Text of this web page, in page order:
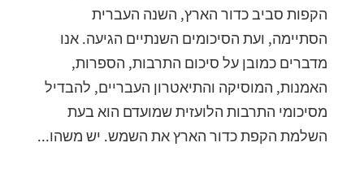
הקפות סביב כדור הארץ, השנה העברית
הסתיימה, ועת הסיכומים השנתיים הגיעה. אנו
מדברים כמובן על סיכום התרבות, הספרות,
האמנות, המוסיקה והתיאטרון העבריים, להבדיל
מסיכומי התרבות הלועזית שמועדם הוא בעת
השלמת הקפת כדור הארץ את השמש. יש משהו...